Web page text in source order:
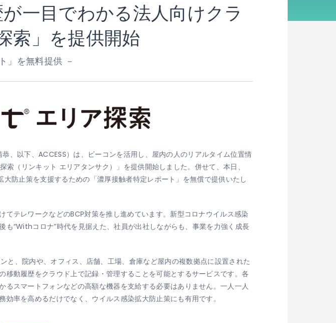
一目でわかる法人向けクラ
索」を提供開始
」を無料提供 －
、以下、ACCESS）は、ビーコンを活用し、屋内の人のリアルタイム位置情
索（リンキット エリアタンサク）」を提供開始しました。併せて、本日、
防止策を支援するための「濃厚接触者特定レポート」を無償で提供いたし
テレワークなどのBCP対策を推し進めています。新型コロナウイルス感染
“Withコロナ”時代を見据えた、社員が出社しながらも、事業を力強く成長
、院内や、オフィス、店舗、工場、倉庫など屋内の複数拠点に設置された
動履歴をクラウド上で記録・管理することを可能とするサービスです。各
スマートフォンなどの高額な機器を支給する必要はありません。一人一人
率を高めるだけでなく、ウイルス感染拡大防止策にも有用です。